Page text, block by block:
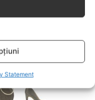
Statement
ceva despre